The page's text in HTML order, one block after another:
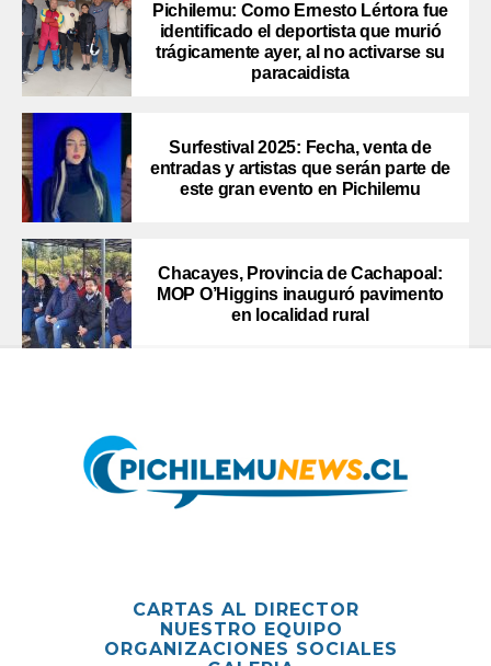
Pichilemu: Como Ernesto Lértora fue
identificado el deportista que murió
trágicamente ayer, al no activarse su
paracaidista
Surfestival 2025: Fecha, venta de
entradas y artistas que serán parte de
este gran evento en Pichilemu
Chacayes, Provincia de Cachapoal:
MOP O’Higgins inauguró pavimento
en localidad rural
CARTAS AL DIRECTOR
NUESTRO EQUIPO
ORGANIZACIONES SOCIALES